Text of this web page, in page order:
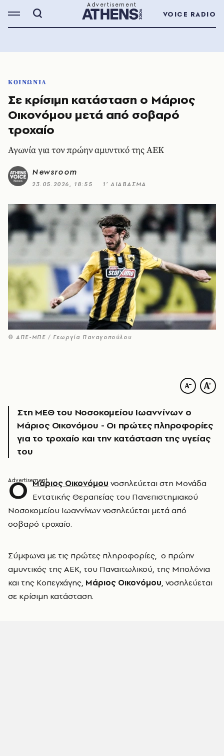
VOICE RADIO
ΚΟΙΝΩΝΙΑ
Σε κρίσιμη κατάσταση ο Μάριος
Οικονόμου μετά από σοβαρό
τροχαίο
Αγωνία για τον πρώην αμυντικό της ΑΕΚ
Newsroom
23.05.2026, 18:55 1’ ΔΙΑΒΑΣΜΑ
© ΑΠΕ-ΜΠΕ / Γεωργία Παναγοπούλου
Στη ΜΕΘ του Νοσοκομείου Ιωαννίνων ο
Μάριος Οικονόμου - Οι πρώτες πληροφορίες
για το τροχαίο και την κατάσταση της υγείας
του
Ο Μάριος Οικονόμου νοσηλεύεται στη Μονάδα
Εντατικής Θεραπείας του Πανεπιστημιακού
Νοσοκομείου Ιωαννίνων νοσηλεύεται μετά από
σοβαρό τροχαίο.
Σύμφωνα με τις πρώτες πληροφορίες, ο πρώην
αμυντικός της ΑΕΚ, του Παναιτωλικού, της Μπολόνια
και της Κοπεγχάγης, Μάριος Οικονόμου, νοσηλεύεται
σε κρίσιμη κατάσταση.